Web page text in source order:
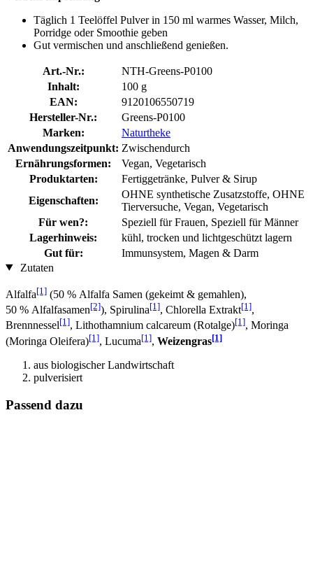
Täglich 1 Teelöffel Pulver in 150 ml warmes Wasser, Milch,
Porridge oder Smoothie geben
Gut vermischen und anschließend genießen.
Art.-Nr.:
NTH-Greens-P0100
Inhalt:
100 g
EAN:
9120106550719
Hersteller-Nr.:
Greens-P0100
Marken:
Naturtheke
Anwendungszeitpunkt: Zwischendurch
Ernährungsformen:
Vegan, Vegetarisch
Produktarten:
Fertiggetränke, Pulver & Sirup
Eigenschaften:
OHNE synthetische Zusatzstoffe, OHNE
Tierversuche, Vegan, Vegetarisch
Für wen?:
Speziell für Frauen, Speziell für Männer
Lagerhinweis:
kühl, trocken und lichtgeschützt lagern
Gut für:
Immunsystem, Magen & Darm
Zutaten
Alfalfa[1] (50 % Alfalfa Samen (gekeimt & gemahlen),
50 % Alfalfasamen[2]), Spirulina[1], Chlorella Extrakt[1],
Brennnessel[1], Lithothamnium calcareum (Rotalge)[1], Moringa
(Moringa Oleifera)[1], Lucuma[1], Weizengras[1]
aus biologischer Landwirtschaft
pulverisiert
Passend dazu